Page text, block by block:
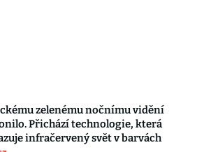
zelenému nočnímu vidění
Přichází technologie, která
infračervený svět v barvách